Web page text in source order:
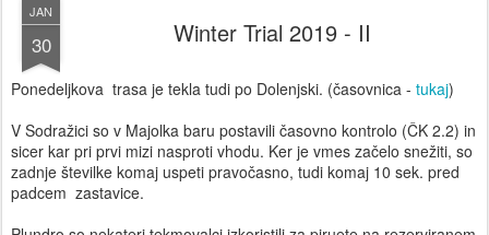
JAN
30 Winter Trial 2019 - II
Ponedeljkova trasa je tekla tudi po Dolenjski. (časovnica - tukaj)
V Sodražici so v Majolka baru postavili časovno kontrolo (ČK 2.2) in
sicer kar pri prvi mizi nasproti vhodu. Ker je vmes začelo snežiti, so
zadnje številke komaj uspeti pravočasno, tudi komaj 10 sek. pred
padcem zastavice.